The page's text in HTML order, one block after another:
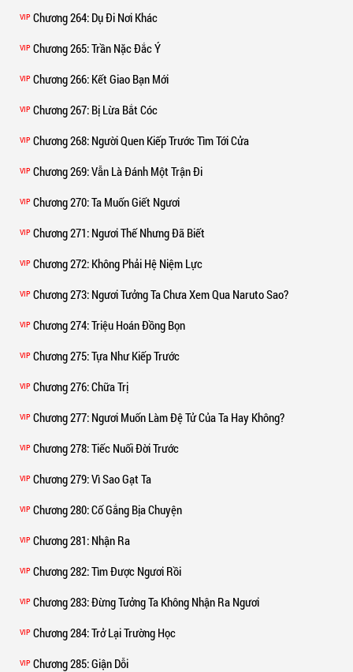
VIP Chương 264: Dụ Đi Nơi Khác
VIP Chương 265: Trần Nặc Đắc Ý
VIP Chương 266: Kết Giao Bạn Mới
VIP Chương 267: Bị Lừa Bắt Cóc
VIP Chương 268: Người Quen Kiếp Trước Tìm Tới Cửa
VIP Chương 269: Vẫn Là Đánh Một Trận Đi
VIP Chương 270: Ta Muốn Giết Ngươi
VIP Chương 271: Ngươi Thế Nhưng Đã Biết
VIP Chương 272: Không Phải Hệ Niệm Lực
VIP Chương 273: Ngươi Tưởng Ta Chưa Xem Qua Naruto Sao?
VIP Chương 274: Triệu Hoán Đồng Bọn
VIP Chương 275: Tựa Như Kiếp Trước
VIP Chương 276: Chữa Trị
VIP Chương 277: Ngươi Muốn Làm Đệ Tử Của Ta Hay Không?
VIP Chương 278: Tiếc Nuối Đời Trước
VIP Chương 279: Vì Sao Gạt Ta
VIP Chương 280: Cố Gắng Bịa Chuyện
VIP Chương 281: Nhận Ra
VIP Chương 282: Tìm Được Ngươi Rồi
VIP Chương 283: Đừng Tưởng Ta Không Nhận Ra Ngươi
VIP Chương 284: Trở Lại Trường Học
VIP Chương 285: Giận Dỗi